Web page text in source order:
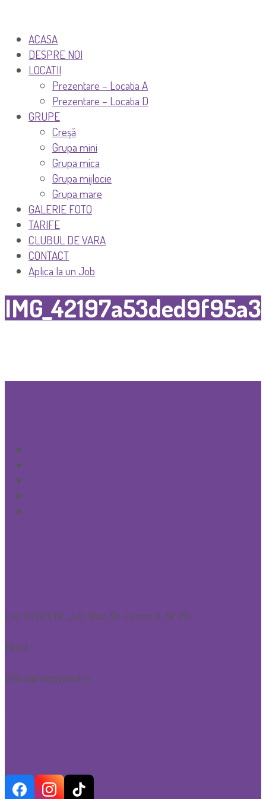
ACASA
DESPRE NOI
LOCATII
Prezentare – Locatia A
Prezentare – Locatia D
GRUPE
Creşă
Grupa mini
Grupa mica
Grupa mijlocie
Grupa mare
GALERIE FOTO
TARIFE
CLUBUL DE VARA
CONTACT
Aplica la un Job
Loc. OTOPENI, Jud. Ilfov, Str. Ferme A, Nr. 26
Mobil:
office@happyland.ro